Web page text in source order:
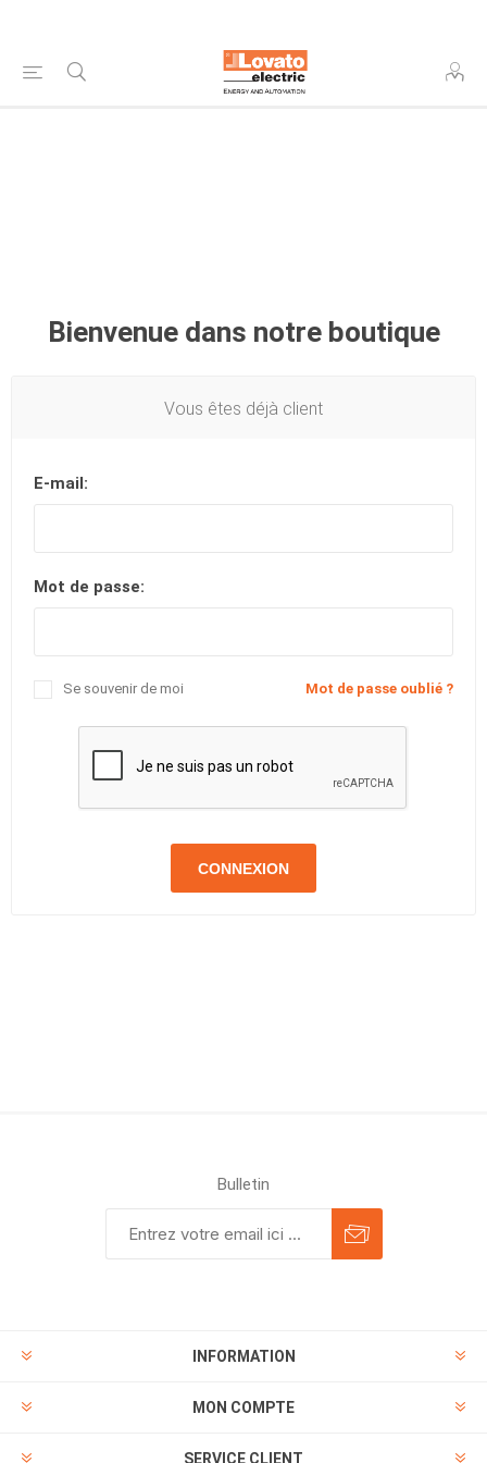
Bienvenue dans notre boutique
Vous êtes déjà client
E-mail:
Mot de passe:
Mot de passe oublié ?
Se souvenir de moi
CONNEXION
Bulletin
INFORMATION
MON COMPTE
SERVICE CLIENT